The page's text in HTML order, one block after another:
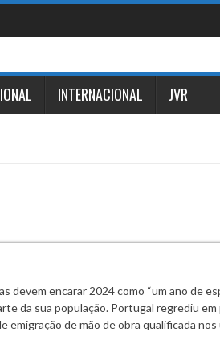
INTERNACIONAL JVR
encarar 2024 como “um ano de
da sua população. Portugal regrediu
de mão de obra qualificada